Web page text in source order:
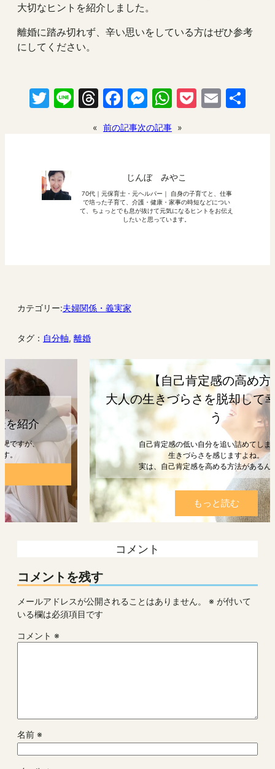
大切なヒントを紹介しました。
離婚に踏み切れず、辛い思いをしている方はぜひ参考
にしてください。
Twitter
LineThreads
Facebook
Messenger
WhatsApp
Pocket
Email
« 前の記事次の記事 »
じんぼ みやこ
70代｜元保育士・元ヘルパー｜ 自身の子育てと、仕事
で培った子育て、介護・健康・家事の時短などについ
て、ちょっとでも息が抜けて元気になるヒントをお伝え
したいと思っています。
カテゴリー:夫婦関係・義実家
タグ： 自分軸, 離婚
【自己肯定感の高め方】
大人の生きづらさを脱却して幸せになろ
う
自己肯定感の低い自分を追い詰めてしまうと、
生きづらさを感じますよね。
実は、自己肯定感を高める方法があるんです。
もっと読む
コメント
コメントを残す
メールアドレスが公開されることはありません。 ※ が付いて
いる欄は必須項目です
コメント ※
名前 ※